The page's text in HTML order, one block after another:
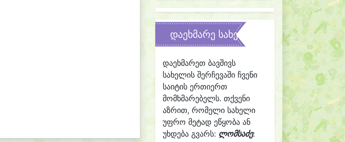
დაეხმარე სახელის შერჩევაში
დაეხმარეთ ბავშივს
სახელის შერჩევაში ჩვენი
საიტის ერთიერთ
მომხმარებელს. თქვენი
აზრით, რომელი სახელი
უფრო მეტად ეწყობა ან
უხდება გვარს: ლომსაძე: